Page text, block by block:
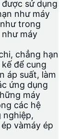
sử dụng
như máy
trong
máy
chẳng hạn
để cung
áp suất, làm
ứng dụng
máy
các hệ
nghiệp,
vàmáy ép